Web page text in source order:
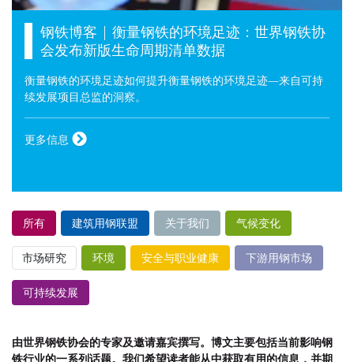
钢铁博客 | 衡量钢铁的环境足迹：世界钢铁协
会发布新版生命周期清单数据
衡量钢铁的环境足迹如何提升衡量钢铁的环境足迹—来自可持
续发展项目总监的洞察。
更多信息
所有 建筑用钢联盟 关于我们 气候变化
市场研究 环境 安全与职业健康 下游用钢市场
可持续发展
由世界钢铁协会的专家及邀请嘉宾撰写。博文主要包括当前影响钢
铁行业的一系列话题。我们希望读者能从中获取有用的信息，并期